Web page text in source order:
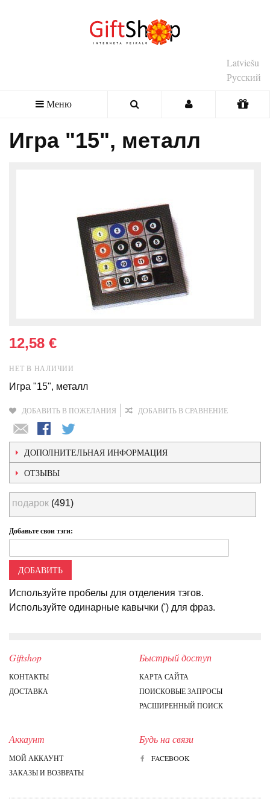
Latviešu
Русский
Меню
Игра "15", металл
12,58 €
НЕТ В НАЛИЧИИ
Игра "15", металл
ДОБАВИТЬ В ПОЖЕЛАНИЯ ДОБАВИТЬ В СРАВНЕНИЕ
ДОПОЛНИТЕЛЬНАЯ ИНФОРМАЦИЯ
ОТЗЫВЫ
подарок (491)
Добавьте свои тэги:
ДОБАВИТЬ
Используйте пробелы для отделения тэгов.
Используйте одинарные кавычки (') для фраз.
Giftshop
КОНТАКТЫ
ДОСТАВКА
Быстрый доступ
КАРТА САЙТА
ПОИСКОВЫЕ ЗАПРОСЫ
РАСШИРЕННЫЙ ПОИСК
Аккаунт
МОЙ АККАУНТ
ЗАКАЗЫ И ВОЗВРАТЫ
Будь на связи
FACEBOOK